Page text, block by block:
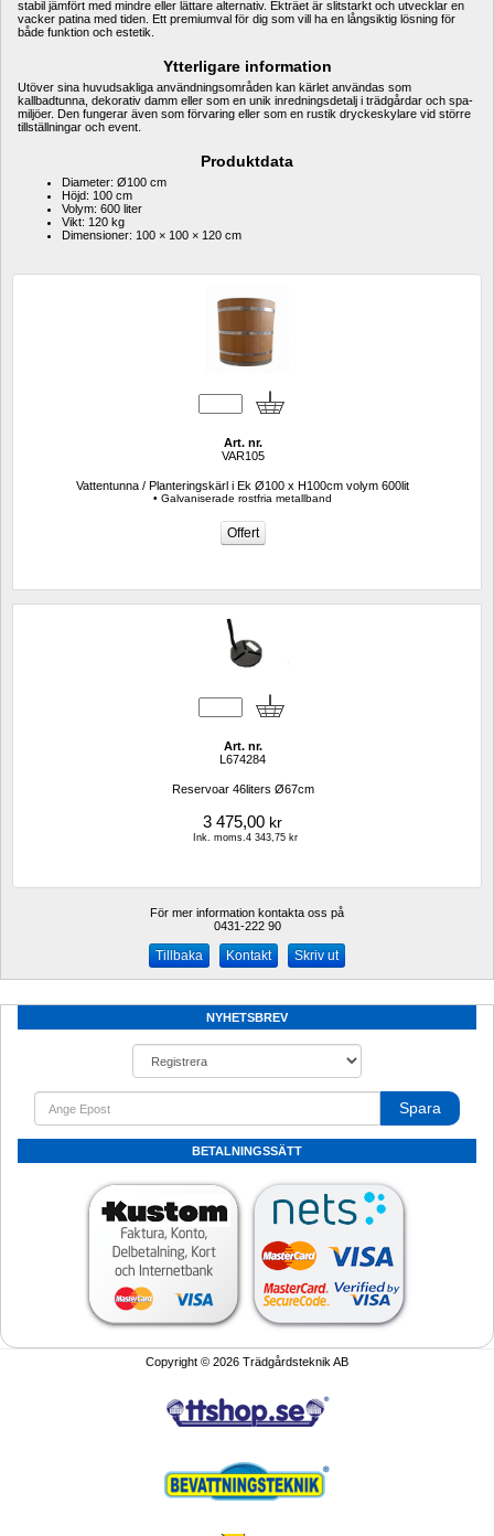
stabil jämfört med mindre eller lättare alternativ. Ekträet är slitstarkt och utvecklar en
vacker patina med tiden. Ett premiumval för dig som vill ha en långsiktig lösning för
både funktion och estetik.
Ytterligare information
Utöver sina huvudsakliga användningsområden kan kärlet användas som
kallbadtunna, dekorativ damm eller som en unik inredningsdetalj i trädgårdar och spa-
miljöer. Den fungerar även som förvaring eller som en rustik dryckeskylare vid större
tillställningar och event.
Produktdata
Diameter: Ø100 cm
Höjd: 100 cm
Volym: 600 liter
Vikt: 120 kg
Dimensioner: 100 × 100 × 120 cm
Art. nr.
VAR105
Vattentunna / Planteringskärl i Ek Ø100 x H100cm volym 600lit
• Galvaniserade rostfria metallband
Art. nr.
L674284
Reservoar 46liters Ø67cm
3 475,00 kr
Ink. moms.4 343,75 kr
För mer information kontakta oss på
0431-222 90
Kontakt Skriv ut
NYHETSBREV
Spara
BETALNINGSSÄTT
Copyright © 2026 Trädgårdsteknik AB